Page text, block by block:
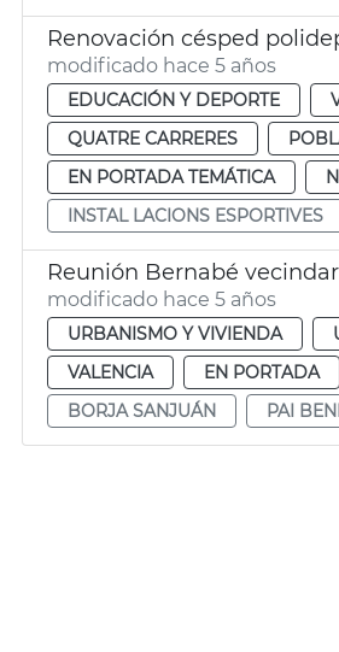
Renovación césped
modificado hace 5 años
EDUCACIÓN Y DEPORTE
QUATRE CARRERES
EN PORTADA TEMÁTICA
INSTAL LACIONS ESPORTIVES
Reunión Bernabé
modificado hace 5 años
URBANISMO Y VIVIENDA
VALENCIA
EN PORTADA
BORJA SANJUÁN
PAI